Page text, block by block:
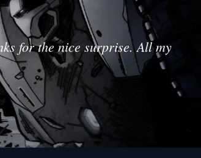
for the nice surprise. All my